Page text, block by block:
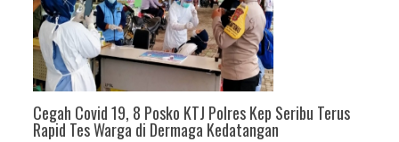
Cegah Covid 19, 8 Posko KTJ Polres Kep Seribu Terus
Rapid Tes Warga di Dermaga Kedatangan